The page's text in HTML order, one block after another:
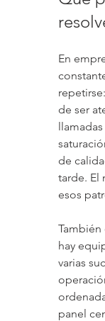
En
de ser
de
tarde. El
esos
hay
varias
panel